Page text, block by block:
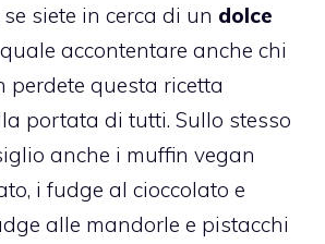
siete in cerca di un dolce
accontentare anche chi
perdete questa ricetta
portata di tutti. Sullo stesso
anche i muffin vegan
, i fudge al cioccolato e
alle mandorle e pistacchi